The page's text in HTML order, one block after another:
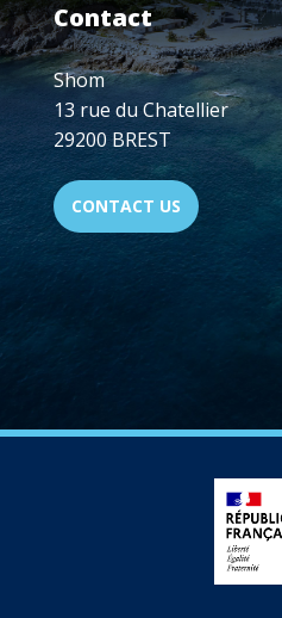
Contact
Shom
13 rue du Chatellier
29200 BREST
CONTACT US